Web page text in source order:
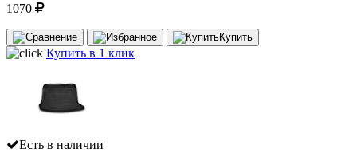
1070
Купить
Купить в 1 клик
Есть в наличии